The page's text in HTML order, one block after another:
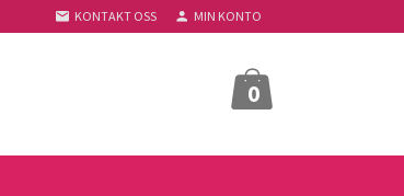
KONTAKT OSS MIN KONTO
0